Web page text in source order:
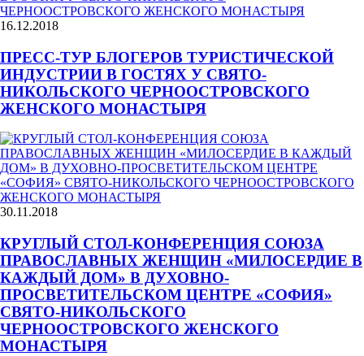
16.12.2018
ПРЕСС-ТУР БЛОГЕРОВ ТУРИСТИЧЕСКОЙ
ИНДУСТРИИ В ГОСТЯХ У СВЯТО-
НИКОЛЬСКОГО ЧЕРНООСТРОВСКОГО
ЖЕНСКОГО МОНАСТЫРЯ
30.11.2018
КРУГЛЫЙ СТОЛ-КОНФЕРЕНЦИЯ СОЮЗА
ПРАВОСЛАВНЫХ ЖЕНЩИН «МИЛОСЕРДИЕ В
КАЖДЫЙ ДОМ» В ДУХОВНО-
ПРОСВЕТИТЕЛЬСКОМ ЦЕНТРЕ «СОФИЯ»
СВЯТО-НИКОЛЬСКОГО
ЧЕРНООСТРОВСКОГО ЖЕНСКОГО
МОНАСТЫРЯ